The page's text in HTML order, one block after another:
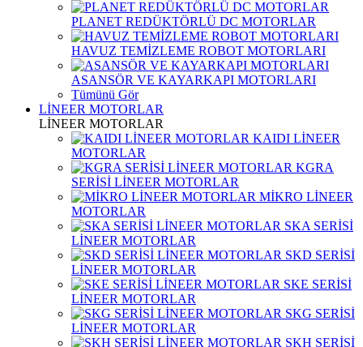
PLANET REDÜKTÖRLÜ DC MOTORLAR
HAVUZ TEMİZLEME ROBOT MOTORLARI
ASANSÖR VE KAYARKAPI MOTORLARI
Tümünü Gör
LİNEER MOTORLAR
LİNEER MOTORLAR
KAIDI LİNEER
MOTORLAR
KGRA
SERİSİ LİNEER MOTORLAR
MİKRO LİNEER
MOTORLAR
SKA SERİSİ
LİNEER MOTORLAR
SKD SERİSİ
LİNEER MOTORLAR
SKE SERİSİ
LİNEER MOTORLAR
SKG SERİSİ
LİNEER MOTORLAR
SKH SERİSİ